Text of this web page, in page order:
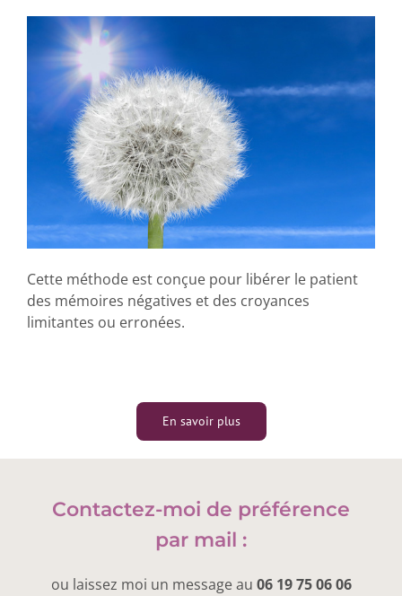
Cette méthode est conçue pour libérer le patient
des mémoires négatives et des croyances
limitantes ou erronées.
En savoir plus
Contactez-moi de préférence
par mail :
ou laissez moi un message au 06 19 75 06 06